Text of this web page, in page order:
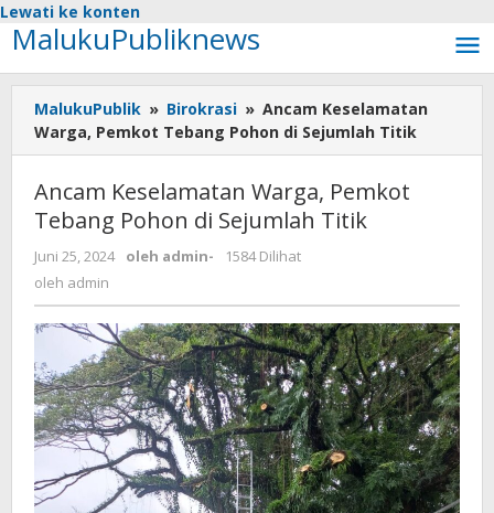
Lewati ke konten
MalukuPubliknews
MalukuPublik » Birokrasi » Ancam Keselamatan
Warga, Pemkot Tebang Pohon di Sejumlah Titik
Ancam Keselamatan Warga, Pemkot
Tebang Pohon di Sejumlah Titik
Juni 25, 2024 oleh admin-
1584 Dilihat
oleh admin